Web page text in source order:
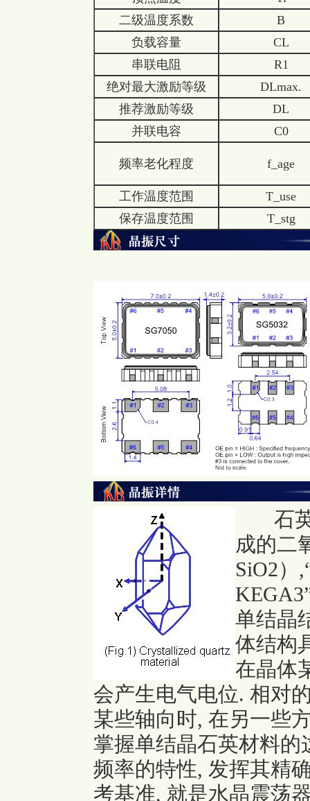
二级温度系数
B
负载容量
CL
串联电阻
R1
绝对最大激励等级
DLmax.
推荐激励等级
DL
并联电容
C0
频率老化程度 f_age
工作温度范围
T_use
保存温度范围
T_stg
石英
成的二
SiO2）,
单结晶
体结构
在晶体
会产生电气电位. 相对
某些轴向时, 在另一些
掌握单结晶石英材料
频率的特性, 发挥其精
考基准, 就是水晶震荡